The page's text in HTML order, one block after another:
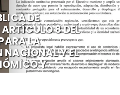
DE
ARTÍCULO 8 DEL
LA
NACIONAL Y EL
Y